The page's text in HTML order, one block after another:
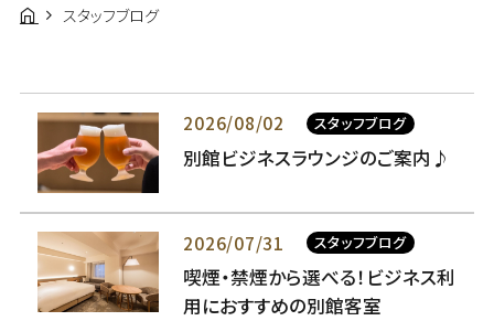
スタッフブログ
2026/08/02 スタッフブログ
別館ビジネスラウンジのご案内♪
2026/07/31 スタッフブログ
喫煙・禁煙から選べる！ビジネス利
用におすすめの別館客室